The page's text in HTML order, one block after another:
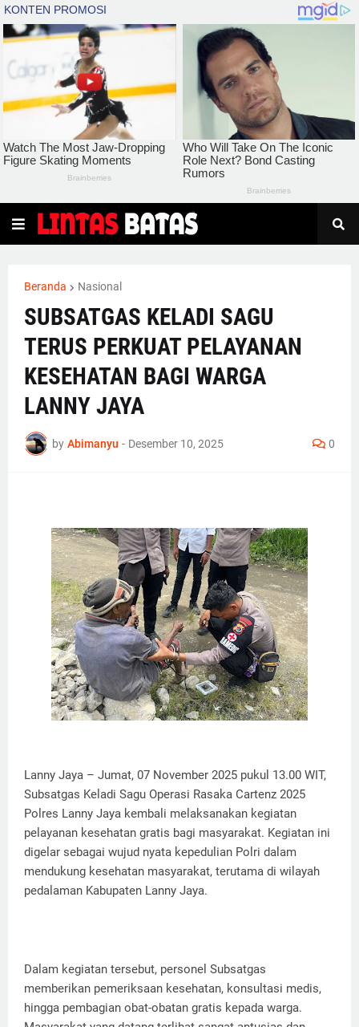
Beranda Nasional
SUBSATGAS KELADI SAGU
TERUS PERKUAT PELAYANAN
KESEHATAN BAGI WARGA
LANNY JAYA
by Abimanyu - Desember 10, 2025 0
Lanny Jaya – Jumat, 07 November 2025 pukul 13.00 WIT,
Subsatgas Keladi Sagu Operasi Rasaka Cartenz 2025
Polres Lanny Jaya kembali melaksanakan kegiatan
pelayanan kesehatan gratis bagi masyarakat. Kegiatan ini
digelar sebagai wujud nyata kepedulian Polri dalam
mendukung kesehatan masyarakat, terutama di wilayah
pedalaman Kabupaten Lanny Jaya.
Dalam kegiatan tersebut, personel Subsatgas
memberikan pemeriksaan kesehatan, konsultasi medis,
hingga pembagian obat-obatan gratis kepada warga.